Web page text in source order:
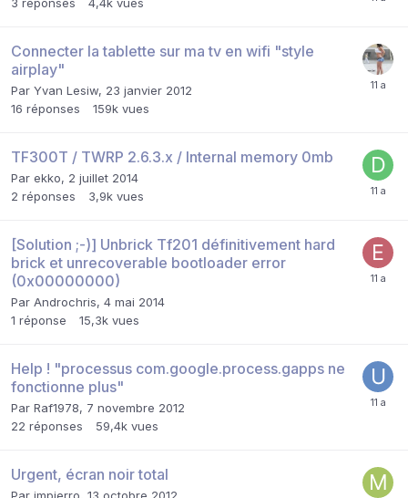
3 réponses 4,4k vues
Connecter la tablette sur ma tv en wifi "style
airplay"
Par Yvan Lesiw, 23 janvier 2012
16 réponses 159k vues
TF300T / TWRP 2.6.3.x / Internal memory 0mb
Par ekko, 2 juillet 2014
2 réponses 3,9k vues
[Solution ;-)] Unbrick Tf201 définitivement hard
brick et unrecoverable bootloader error
(0x00000000)
Par Androchris, 4 mai 2014
1 réponse 15,3k vues
Help ! "processus com.google.process.gapps ne
fonctionne plus"
Par Raf1978, 7 novembre 2012
22 réponses 59,4k vues
Urgent, écran noir total